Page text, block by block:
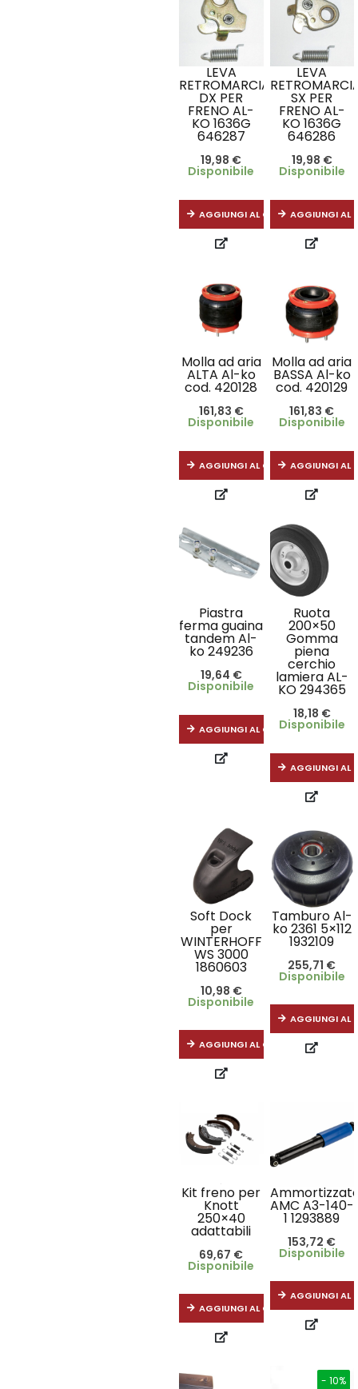
LEVA
RETROMARCIA
DX PER
FRENO AL-
KO 1636G
646287
19,98 €
Disponibile
AGGIUNGI AL CARRELLO
LEVA
SX PER
FRENO AL-
KO 1636G
646286
19,98 €
Disponibile
AGGIUNGI AL
Molla ad aria
ALTA Al-ko
cod. 420128
161,83 €
Disponibile
AGGIUNGI AL CARRELLO
Molla ad aria
BASSA Al-ko
cod. 420129
161,83 €
Disponibile
AGGIUNGI AL
Piastra
ferma guaina
tandem Al-
ko 249236
19,64 €
Disponibile
AGGIUNGI AL CARRELLO
Ruota
200×50
Gomma
piena
cerchio
lamiera AL-
KO 294365
18,18 €
Disponibile
AGGIUNGI AL
Soft Dock
per
WINTERHOFF
WS 3000
1860603
10,98 €
Disponibile
AGGIUNGI AL CARRELLO
Tamburo Al-
ko 2361 5×112
1932109
255,71 €
Disponibile
AGGIUNGI AL
Kit freno per
Knott
250×40
adattabili
69,67 €
Disponibile
AGGIUNGI AL CARRELLO
AMC A3-140-
1 1293889
153,72 €
Disponibile
AGGIUNGI AL
- 10%